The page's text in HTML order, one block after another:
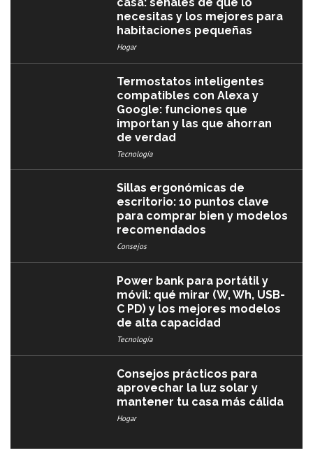
necesitas y los mejores para
habitaciones pequeñas
Hogar
Termostatos inteligentes
compatibles con Alexa y
Google: funciones que
importan y las que ahorran
de verdad
Tecnología
Sillas ergonómicas de
escritorio: 10 puntos clave
para comprar bien y modelos
recomendados
Consejos
Power bank para portátil y
móvil: qué mirar (W, Wh, USB-
C PD) y los mejores modelos
de alta capacidad
Tecnología
Consejos prácticos para
aprovechar la luz solar y
mantener tu casa más cálida
Hogar